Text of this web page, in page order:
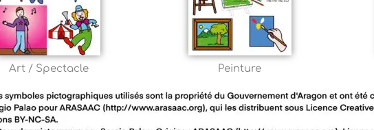
Art / Spectacle Peinture